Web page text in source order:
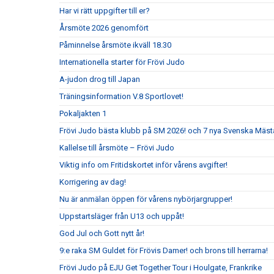
Har vi rätt uppgifter till er?
Årsmöte 2026 genomfört
Påminnelse årsmöte ikväll 18.30
Internationella starter för Frövi Judo
A-judon drog till Japan
Träningsinformation V.8 Sportlovet!
Pokaljakten 1
Frövi Judo bästa klubb på SM 2026! och 7 nya Svenska
Kallelse till årsmöte – Frövi Judo
Viktig info om Fritidskortet inför vårens avgifter!
Korrigering av dag!
Nu är anmälan öppen för vårens nybörjargrupper!
Uppstartsläger från U13 och uppåt!
God Jul och Gott nytt år!
9:e raka SM Guldet för Frövis Damer! och brons till herrarna!
Frövi Judo på EJU Get Together Tour i Houlgate, Frankrike